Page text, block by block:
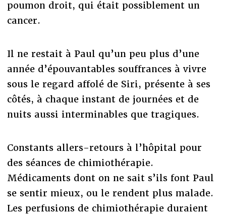
poumon droit, qui était possiblement un
cancer.
Il ne restait à Paul qu’un peu plus d’une
année d’épouvantables souffrances à vivre
sous le regard affolé de Siri, présente à ses
côtés, à chaque instant de journées et de
nuits aussi interminables que tragiques.
Constants allers-retours à l’hôpital pour
des séances de chimiothérapie.
Médicaments dont on ne sait s’ils font Paul
se sentir mieux, ou le rendent plus malade.
Les perfusions de chimiothérapie duraient